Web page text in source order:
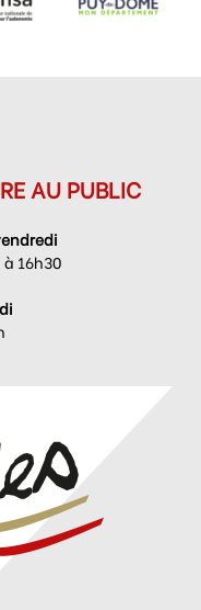
AU PUBLIC
16h30